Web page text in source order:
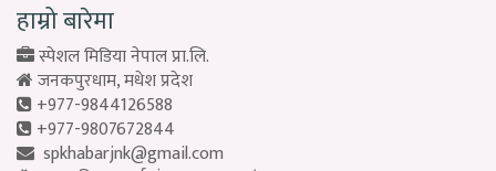
हाम्रो बारेमा
स्पेशल मिडिया नेपाल प्रा.लि.
जनकपुरधाम, मधेश प्रदेश
+977-9844126588
+977-9807672844
spkhabarjnk@gmail.com